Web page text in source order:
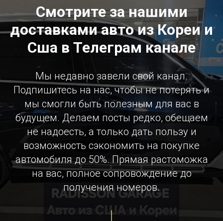
Смотрите за нашими
доставками авто из Кореи и
Сша в Телеграм канале
Мы недавно завели свой канал.
Подпишитесь на нас, чтобы не потерять и
мы смогли быть полезным для вас в
будущем. Делаем посты редко, обещаем
не надоесть, а только дать пользу и
возможность сэкономить на покупке
автомобиля до 50%. Прямая растоможка
на вас, полное сопровождение до
получения номеров.